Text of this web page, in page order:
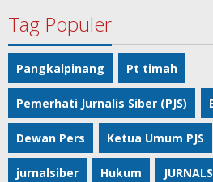
Tag Populer
Pangkalpinang Pt timah
Pemerhati Jurnalis Siber (PJS)
Dewan Pers Ketua Umum PJS
jurnalsiber Hukum